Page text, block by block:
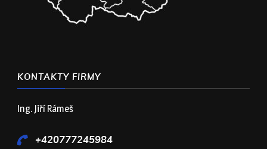
KONTAKTY FIRMY
Ing. Jiří Rámeš
+420777245984